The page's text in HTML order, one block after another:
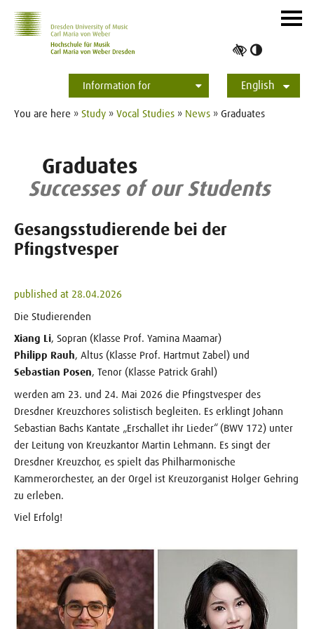
contrast
Information for
Students
Applicants
International
Press
Alumni
English
Deutsch
ein-/
You are here » Study » Vocal Studies » News » Graduates
Graduates
Successes of our Students
Gesangsstudierende bei der
Pfingstvesper
published at 28.04.2026
Die Studierenden
Xiang Li, Sopran (Klasse Prof. Yamina Maamar)
Philipp Rauh, Altus (Klasse Prof. Hartmut Zabel) und
Sebastian Posen, Tenor (Klasse Patrick Grahl)
werden am 23. und 24. Mai 2026 die Pfingstvesper des
Dresdner Kreuzchores solistisch begleiten. Es erklingt Johann
Sebastian Bachs Kantate „Erschallet ihr Lieder“ (BWV 172) unter
der Leitung von Kreuzkantor Martin Lehmann. Es singt der
Dresdner Kreuzchor, es spielt das Philharmonische
Kammerorchester, an der Orgel ist Kreuzorganist Holger Gehring
zu erleben.
Viel Erfolg!